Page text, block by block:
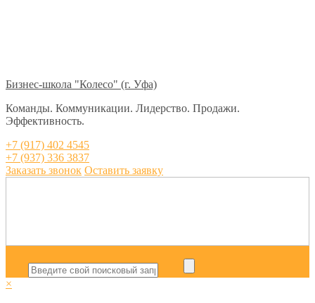
Бизнес-школа "Колесо" (г. Уфа)
Команды. Коммуникации. Лидерство. Продажи.
Эффективность.
+7 (917) 402 4545
+7 (937) 336 3837
Заказать звонок Оставить заявку
×